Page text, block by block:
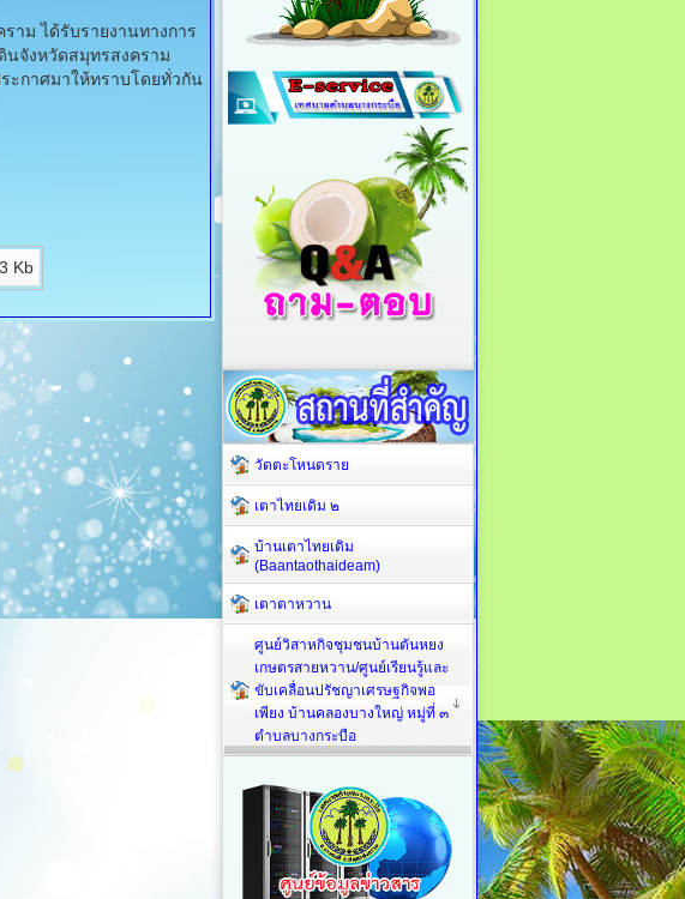
าม ได้รับรายงานทางการ
นจังหวัดสมุทรสงคราม
ะกาศมาให้ทราบโดยทั่วกัน
Kb
วัดตะโหนดราย
เตาไทยเดิม ๒
บ้านเตาไทยเดิม
(Baantaothaideam)
เตาตาหวาน
ศูนย์วิสาหกิจชุมชนบ้านตันหยง
เกษตรสายหวาน/ศูนย์เรียนรู้และ
ขับเคลื่อนปรัชญาเศรษฐกิจพอ
เพียง บ้านคลองบางใหญ่ หมู่ที่ ๓
ตำบลบางกระบือ